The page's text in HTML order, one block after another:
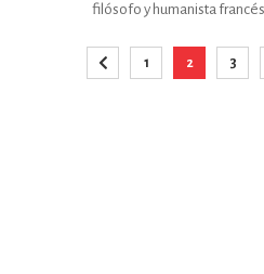
filósofo y humanista
Página
AnteriorPágina
1
Está
2
3